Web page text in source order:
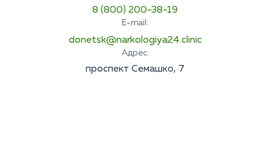
8 (800) 200-38-19
E-mail:
donetsk@narkologiya24.clinic
Адрес:
проспект Семашко, 7